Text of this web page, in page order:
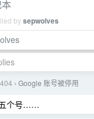
bysepwolves
› Google 账号被停用
个号……